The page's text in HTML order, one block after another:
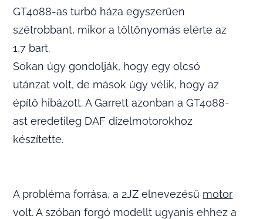
GT4088-as turbó háza egyszerűen
szétrobbant, mikor a töltőnyomás elérte az
1,7 bart.
Sokan úgy gondolják, hogy egy olcsó
utánzat volt, de mások úgy vélik, hogy az
építő hibázott. A Garrett azonban a GT4088-
ast eredetileg DAF dízelmotorokhoz
készítette.
A probléma forrása, a 2JZ elnevezésű motor
volt. A szóban forgó modellt ugyanis ehhez a